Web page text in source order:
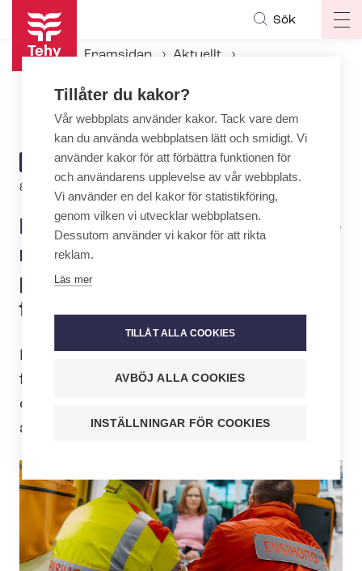
Hoppa
huvudinnehåll
Sök
Framsidan
Aktuellt
ARTICLE
CATEGORY
AKTUELLT
8.5.2026 | 13:02
Kol­lek­tivav­tals­för­hand­ling­ar­
na inom den privata
prehospitala akutsjukvården
fortsätter den 11 maj
I går och i dag (7.5.–8.5.) har
förhandlingarna om kollektivavtalet för
den privata prehospitala
akutsjukvården fortsatt.
Tillåter du kakor?
Vår webbplats använder kakor. Tack vare dem
kan du använda webbplatsen lätt och smidigt. Vi
använder kakor för att förbättra funktionen för
och användarens upplevelse av vår webbplats.
Vi använder en del kakor för statistikföring,
genom vilken vi utvecklar webbplatsen.
Dessutom använder vi kakor för att rikta
reklam.
Läs mer
TILLÅT ALLA COOKIES
AVBÖJ ALLA COOKIES
INSTÄLLNINGAR FÖR COOKIES